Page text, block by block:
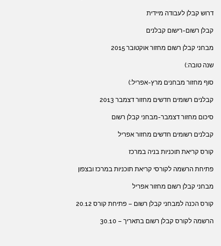
דרוש קבלן לעבודה מיידית
קבלן רשום-רישום קבלנים
מבחני קבלן רשום מחזור אוקטובר 2015
שנה טובה:)
סוף מחזור מבחנים מרץ-אפריל:)
קבלנים רשומים חדשים מחזור דצמבר 2013
סיכום מחזור דצמבר-מבחני קבלן רשום
קבלנים רשומים חדשים מחזור אפריל
קורס קריאת תוכניות בניה במרכז
פתיחת הרשמה לקורסי קריאת תוכניות במרכז ובצפון
מבחני קבלן רשום מחזור אפריל
קורס הכנה למבחני קבלן רשום – פתיחת קורס 20.12
הרשמה לקורס קבלן רשום בתאריך – 30.10